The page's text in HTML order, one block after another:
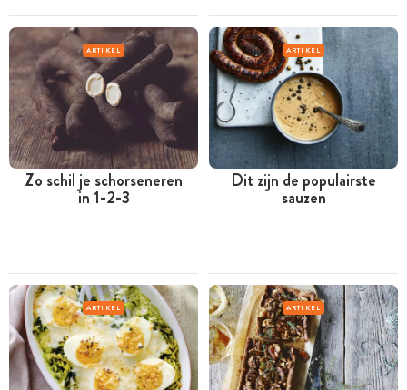
ARTIKEL
Zo schil je schorseneren
in 1-2-3
ARTIKEL
Dit zijn de populairste
sauzen
ARTIKEL ARTIKEL